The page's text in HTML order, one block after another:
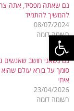
פתח סרגל
גם שאתה מפסיד, אתה
להמשיך להתמיד
08/07/2024
רשומה דומה
גם כשאני חושב שאנשים
סומך על בורא עולם שהוא
איתי
23/04/2026
רשומה דומה